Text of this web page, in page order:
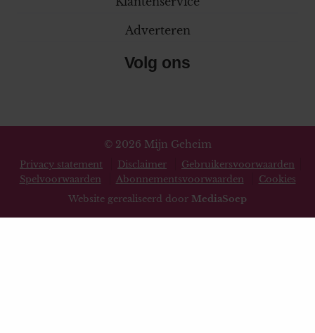
Adverteren
Volg ons
© 2026 Mijn Geheim
Privacy statement Disclaimer
Gebruikersvoorwaarden
Spelvoorwaarden
Abonnementsvoorwaarden
Cookies
Website gerealiseerd door MediaSoep